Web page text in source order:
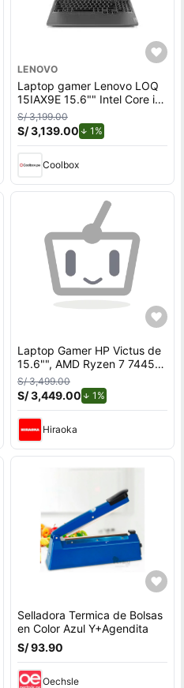
LENOVO
Laptop gamer Lenovo LOQ
15IAX9E 15.6"" Intel Core i5,
512GB SSD, 8GB RAM,
Windows 11 Home, gris
S/ 3,199.00
S/ 3,139.00 1%de descuento.
Coolbox
Laptop Gamer HP Victus de
15.6"", AMD Ryzen 7 7445H,
NVIDIA GeForce RTX 3050,
16GB RAM, disco sólido de
512GB, modelo 15-fb3020la
S/ 3,499.00
S/ 3,449.00 1%de descuento.
Hiraoka
Selladora Termica de Bolsas
en Color Azul Y+Agendita
S/ 93.90
Oechsle